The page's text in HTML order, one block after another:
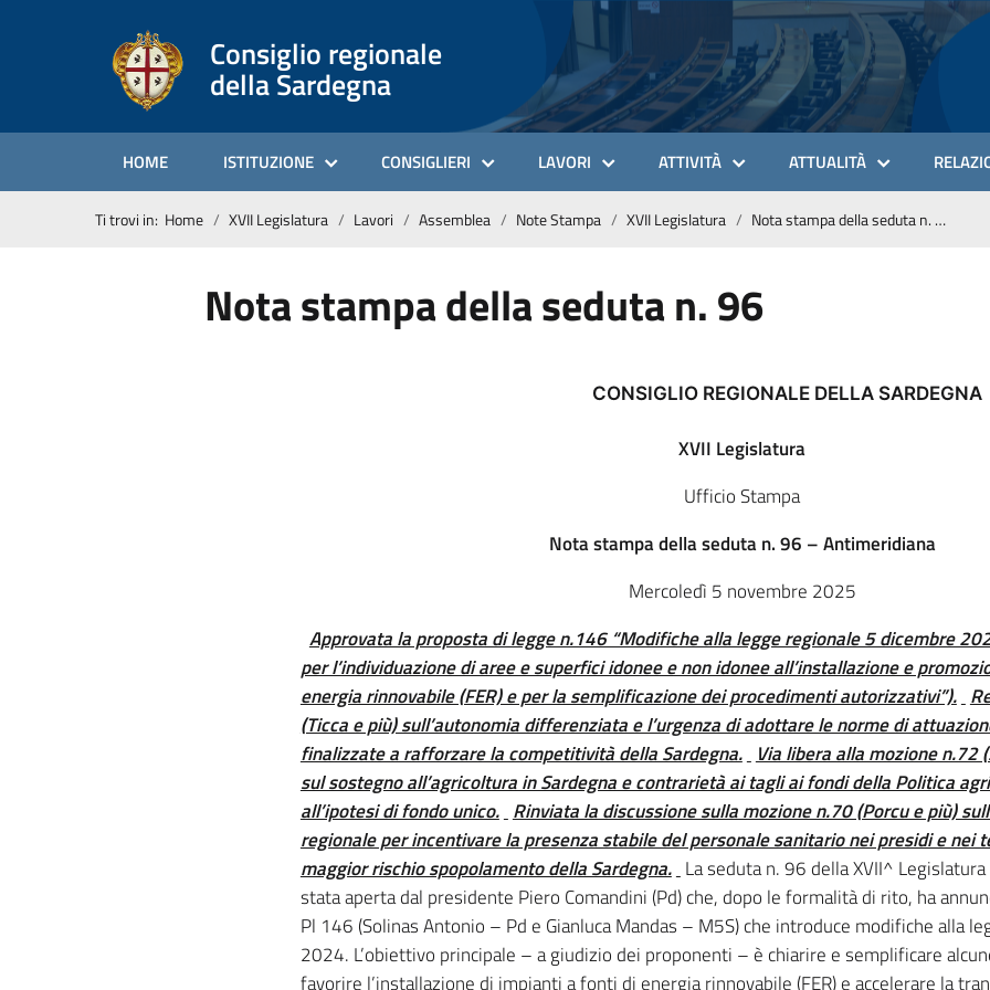
Consiglio regionale
della Sardegna
HOME ISTITUZIONE CONSIGLIERI LAVORI ATTIVITÀ ATTUALITÀ
Ti trovi in: Home XVII Legislatura Lavori Assemblea Note Stampa XVII Legislatura Nota stampa della seduta n. 96
Nota stampa della seduta n. 96
CONSIGLIO REGIONALE DELLA SARDEGNA
XVII Legislatura
Ufficio Stampa
Nota stampa della seduta n. 96 – Antimeridiana
Mercoledì 5 novembre 2025
Approvata la proposta di legge n.146 “Modifiche alla legge regionale 5 dicembre
per l’individuazione di aree e superfici idonee e non idonee all’installazione e
energia rinnovabile (FER) e per la semplificazione dei procedimenti autorizzativi”).
(Ticca e più) sull’autonomia differenziata e l’urgenza di adottare le norme di
finalizzate a rafforzare la competitività della Sardegna. Via libera alla mozione n.72
sul sostegno all’agricoltura in Sardegna e contrarietà ai tagli ai fondi della Politica
all’ipotesi di fondo unico. Rinviata la discussione sulla mozione n.70 (Porcu e più)
regionale per incentivare la presenza stabile del personale sanitario nei presidi e nei
maggior rischio spopolamento della Sardegna. La seduta n. 96 della XVII^ Legislatura del Consiglio regionale è stata aperta dal presidente Piero Comandini (Pd) che, dopo le formalità di rito, ha annunciato la discussione della Pl 146 (Solinas Antonio – Pd e Gianluca Mandas – M5S) che introduce modifiche alla legge regionale n. 20 del 2024. L’obiettivo principale – a giudizio dei proponenti – è chiarire e semplificare alcune disposizioni per favorire l’installazione di impianti a fonti di energia rinnovabile (FER) e accelerare la transizione energetica. Le modifiche proposte mirano a sbloccare gli impianti fotovoltaici su coperture: le superfici di edifici, tettoie e altre strutture, anche entro la fascia di 1000 metri dai centri abitati, saranno idonee per l’installazione di impianti fotovoltaici e relativi accumuli. Valorizzare le aree industriali e logistiche: nelle zone urbanistiche D e G, gli impianti fotovoltaici e eolici di piccola e media taglia saranno considerati idonei, rispettando le normative territoriali, urbanistiche e paesaggistiche. Regolamentare le aree non idonee: la Regione emanerà un regolamento entro 90 giorni per definire le direttive per la realizzazione di impianti FER in aree non incluse tra quelle idonee. Tuttavia, durante questo periodo, le istanze di autorizzazione per tali aree saranno sospese. La proposta di legge è stata approvata a maggioranza dalle Commissioni Quarta e Quinta, con l’astensione delle forze di minoranza. Tuttavia, l’opposizione ha espresso preoccupazioni riguardo al comma 7 bis, che prevede la sospensione temporanea delle istanze nelle aree non idonee, considerandolo un potenziale ostacolo alla transizione energetica e un rischio di contenzioso costituzionale. La legge, che non comporta nuovi oneri finanziari per il bilancio regionale, intende promuovere l’energia rinnovabile, garantendo al contempo la tutela del paesaggio e la semplificazione dei procedimenti autorizzativi, per favorire famiglie, imprese e territori della Sardegna. Il relatore Antonio Solinas, ha illustrato all’Aula il provvedimento e ha ribadito la finalità di voler chiarire, attraverso l’approvazione delle opportune modifiche della legge 20 gli aspetti che sono stati oggetto di dubbi interpretativi. Antonio Solinas ha quindi preannunciato la presentazione di due emendamenti alla proposta di legge 146 (n.1 e n.2) per apportare alcune correzioni al testo. Il relatore di minoranza, Emanuele Cera (FdI) ha illustrato la posizione delle forze di centrodestra – e in particolare di Fratelli d’Italia – sulla proposta di legge n. 146/A, che interviene in modo correttivo sulla legge regionale n. 20 del 2024 relativa all’individuazione delle aree idonee e non idonee per gli impianti da fonti di energia rinnovabile (FER). Ha ribadito, in apertura del suo intervento, il principio guida del gruppo («sì alla transizione energetica, ma con tutela del paesaggio e dei territori, con certezza del diritto e con la centralità di famiglie, imprese e Comuni sardi»), sottolineando l’esigenza di norme chiare e stabili per garantire investimenti sicuri e tempi certi. Il relatore ha riconosciuto gli aspetti positivi del testo, in particolare lo sblocco degli impianti fotovoltaici sulle coperture e nelle aree industriali e logistiche, ritenuti coerenti con gli obiettivi di riduzione del consumo di suolo e di semplificazione amministrativa. Ha tuttavia espresso forte contrarietà all’introduzione del nuovo comma 7 bis, che prevede la sospensione temporanea delle istanze relative alle aree non ancora classificate come idonee in attesa di un regolamento attuativo. Tale disposizione – ha spiegato – costituirebbe una “mini-moratoria”, già censurata dalla Corte costituzionale (sentenze n. 28 e n. 134 del 2025), e rischierebbe di bloccare i procedimenti in corso, creare incertezze e nuovi contenziosi, penalizzando famiglie, imprese e Comuni. Il consigliere ha quindi proposto di eliminare il comma 7 bis e di introdurre: una revisione periodica delle aree idonee e non idonee; una corsia rapida per fotovoltaico e accumuli su tetti e in zone D/G; un monitoraggio annuale sull’attuazione della legge; criteri proporzionati per evitare “divieti di fatto” e garantire coerenza con il decreto legislativo n. 199/2021 e con la normativa statale e UE. In conclusione, pur confermando un atteggiamento “costruttivo e collaborativo”, il relatore ha avvertito che l’approvazione del comma 7 bis comporterebbe “una revisione della posizione delle opposizioni”, che restano comunque aperte al dialogo per un testo più equilibrato, chiaro e conforme ai principi costituzionali. Mula (Fdi), ha lamentato la mancata trasmissione all’esame della IV^ commissione della Pl 146, in considerazione degli aspetti di materia urbanistica in essa contenuti. A giudizio del consigliere di opposizione, il nuovo intervento normativo dimostra che “nella legge 20 c’è qualcosa non va”. Mula ha invitato la maggioranza ad eliminare l’articolo 7 bis della Pl 146 “perché rimandando ad un nuovo regolamento in realtà si bloccano tutte le procedure” ed ha chiesto lumi sui riferimenti agli impianti del fotovoltaico presenti nella Pl. Il consigliere Sorgia (Misto) ha criticato la legge 20/2024 e denunciato “il fallimento di Giunta e maggioranza nelle iniziative intraprese per tentare di fermare la speculazione energetica in atto in Sardegna”. A giudizio dell’esponente della minoranza si deve ripartire dalla proposta di legge popolare Pratobello: «Unica proposta in grado di fermare la speculazione, con il suo ancoraggio all’articolo 3 comma f dello Statuto Speciale». In conclusione del suo intervento, il consigliere, ha criticato la proposta di legge 146: «Non basta correggere qualche comma ma serve un cambio di rotta». Il consigliere Antonello Floris (FdI), ha ribadito le critiche alla legge 20/2024 («legge scritta male per sopperire alla moratoria impugnata») ed ha chiesto l’eliminazione dell’articolo 7 bis della Pl 146. L’esponente del